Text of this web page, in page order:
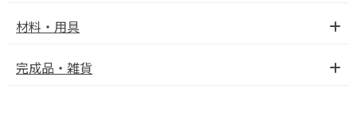
材料・用具
完成品・雑貨